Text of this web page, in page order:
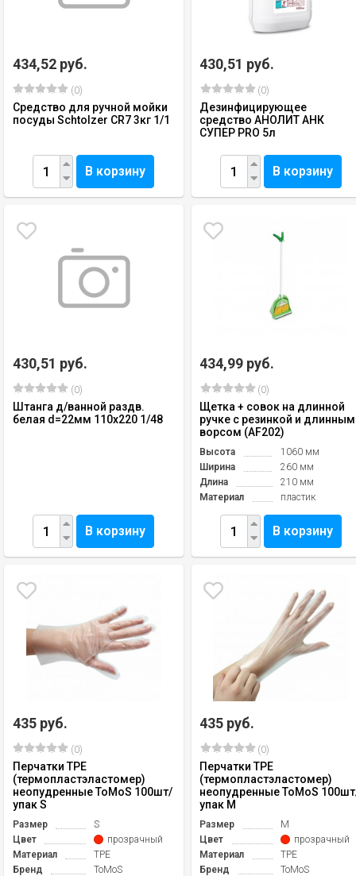
434,52 руб.
(0)
Средство для ручной мойки
посуды Schtolzer CR7 3кг 1/1
В корзину
430,51 руб.
(0)
Дезинфицирующее
средство АНОЛИТ АНК
СУПЕР PRO 5л
В корзину
430,51 руб.
(0)
Штанга д/ванной раздв.
белая d=22мм 110х220 1/48
В корзину
434,99 руб.
(0)
Щетка + совок на длинной
ручке с резинкой и длинным
ворсом (AF202)
Высота
1060 мм
Ширина
260 мм
Длина
210 мм
Материал
пластик
В корзину
435 руб.
(0)
Перчатки TPE
(термопластэластомер)
неопудренные ToMoS 100шт/
упак S
Размер
S
Цвет
прозрачный
Материал
ТРЕ
Бренд
ToMoS
435 руб.
(0)
Перчатки TPE
(термопластэластомер)
неопудренные ToMoS
упак M
Размер
M
Цвет
прозрачный
Материал
ТРЕ
Бренд
ToMoS